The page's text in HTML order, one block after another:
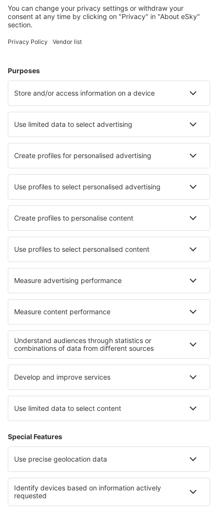
Meist gesuchte Unterkünfte von eSky Nutzern
Unterkünfte in Slowenien - Beliebte Städte
Unterkunft in Bled Unterkunft in Koper
Unterkunft in Grosuplje Unterkunft in Pivka
Unterkunft in Sodrazica Unterkunft in Bovec
Die besten Unterkünfte - Städte
Unterkunft Taziricht Unterkunft in Falkenhagen
Unterkunft in Eidsøra Unterkunft in Tamana Island
Unterkunft in Magurele Unterkunft in La Bocca
Unterkunft in Central Falls Unterkunft in Fairport
Die besten Unterkünfte - Regionen
Unterkunft im Erzgebirge
Unterkunft in der Sächsischen Schweiz
Unterkunft in Zell am See-Kaprun
Unterkunft in Larnaca Region
Unterkunft in Los Padres National Forest